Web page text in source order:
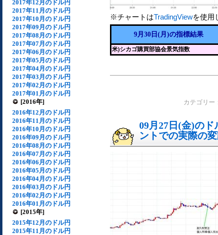
2017年12月のドル円
2017年11月のドル円
2017年10月のドル円
2017年09月のドル円
2017年08月のドル円
2017年07月のドル円
2017年06月のドル円
2017年05月のドル円
2017年04月のドル円
2017年03月のドル円
2017年02月のドル円
2017年01月のドル円
[2016年]
2016年12月のドル円
2016年11月のドル円
2016年10月のドル円
2016年09月のドル円
2016年08月のドル円
2016年07月のドル円
2016年06月のドル円
2016年05月のドル円
2016年04月のドル円
2016年03月のドル円
2016年02月のドル円
2016年01月のドル円
[2015年]
2015年12月のドル円
2015年11月のドル円
※チャートはTradingViewを使用
9月30日(月)の指標結果
米)シカゴ購買部協会景気指数
カテゴリー
09月27日(金)の
ントでの実際の